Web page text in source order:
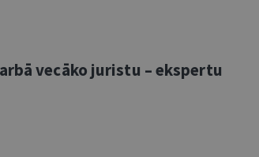
vecāko juristu – ekspertu